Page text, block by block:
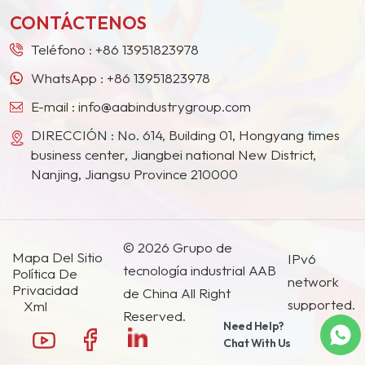
CONTÁCTENOS
Teléfono : +86 13951823978
WhatsApp : +86 13951823978
E-mail : info@aabindustrygroup.com
DIRECCIÓN : No. 614, Building 01, Hongyang times
business center, Jiangbei national New District,
Nanjing, Jiangsu Province 210000
Mapa Del Sitio
Política De
Privacidad
Xml
© 2026 Grupo de
tecnología industrial AAB
de China All Right
Reserved.
IPv6
network
supported.
Need Help?
Chat With Us